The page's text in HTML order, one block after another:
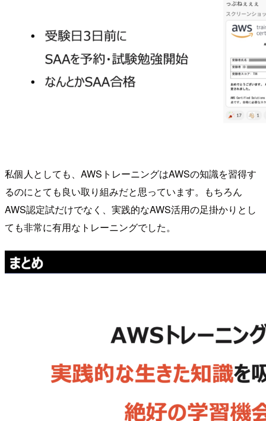
私個人としても、AWSトレーニングはAWSの知識を習得す
るのにとても良い取り組みだと思っています。もちろん
AWS認定試だけでなく、実践的なAWS活用の足掛かりとし
ても非常に有用なトレーニングでした。